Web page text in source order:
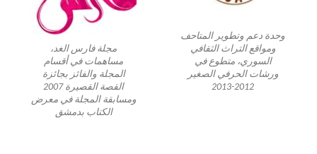
وحدة دعم وتطوير المتاحف
ومواقع التراث الثقافي
السوري، متطوع في
ورشات الحرفي الصغير
2012-2013
مجلة فارس الغد،
مساهمات في أقسام
المجلة والفائز بجائزة
القصة القصيرة 2007
ومسابقة المجلة في معرض
الكتاب بدمشق